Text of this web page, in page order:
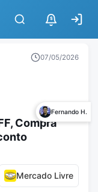
$
07/05/2026
Fernando H.
Compra
Mercado Livre